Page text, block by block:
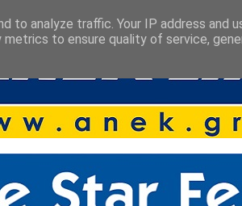
to analyze traffic. Your IP address and
to ensure quality of service,